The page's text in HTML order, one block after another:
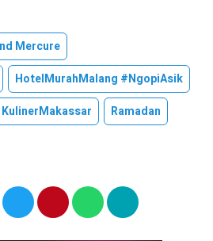
Mercure
HotelMurahMalang #NgopiAsik
KulinerMakassar
Ramadan